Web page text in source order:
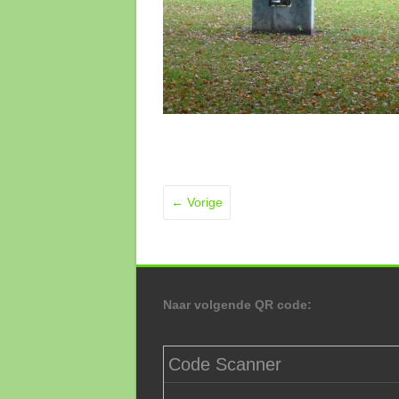
← Vorige
Naar volgende QR code:
Code Scanner